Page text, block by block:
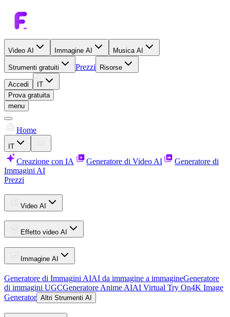
Video AI Immagine AI Musica AI
Strumenti gratuiti Prezzi Risorse
Accedi
IT
Prova gratuita
menu
Home
IT
Creazione con IA Generatore di Video AI
Generatore di
Immagini AI
Prezzi
Video AI
Effetto video AI
Immagine AI
Generatore di Immagini AIAI da immagine a immagineGeneratore
di immagini UGCGeneratore Anime AIAI Virtual Try On4K Image
Generator Altri Strumenti AI